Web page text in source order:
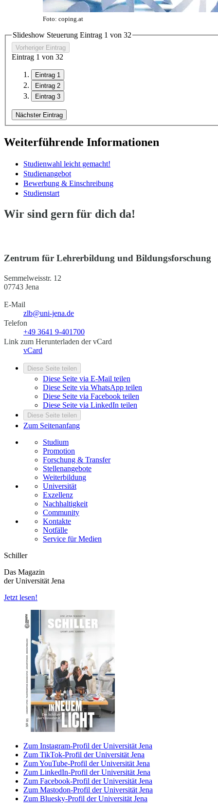
Foto: coping.at
Slideshow Steuerung Eintrag 1 von 32
Vorheriger Eintrag
Eintrag 1 von 32
Eintrag 1
Eintrag 2
Eintrag 3
Nächster Eintrag
Weiterführende Informationen
Studienwahl leicht gemacht!
Studienangebot
Bewerbung & Einschreibung
Studienstart
Wir sind gern für dich da!
Zentrum für Lehrerbildung und Bildungsforschung
Semmelweisstr. 12
07743 Jena
E-Mail
zlb@uni-jena.de
Telefon
+49 3641 9-401700
Link zum Herunterladen der vCard
vCard
Diese Seite teilen
Diese Seite via E-Mail teilen
Diese Seite via WhatsApp teilen
Diese Seite via Facebook teilen
Diese Seite via LinkedIn teilen
Diese Seite teilen
Zum Seitenanfang
Studium
Promotion
Forschung & Transfer
Stellenangebote
Weiterbildung
Universität
Exzellenz
Nachhaltigkeit
Community
Kontakte
Notfälle
Service für Medien
Schiller
Das Magazin
der Universität Jena
Jetzt lesen!
Zum Instagram-Profil der Universität Jena
Zum TikTok-Profil der Universität Jena
Zum YouTube-Profil der Universität Jena
Zum LinkedIn-Profil der Universität Jena
Zum Facebook-Profil der Universität Jena
Zum Mastodon-Profil der Universität Jena
Zum Bluesky-Profil der Universität Jena